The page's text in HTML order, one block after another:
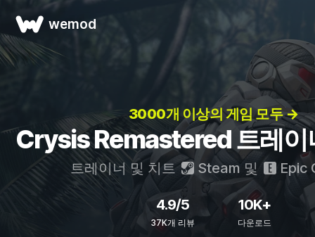
wemod
3000개 이상의 게임 모두 →
Crysis Remastered 트레이
트레이너 및 치트 Steam 및 Epic
4.9/5
37K개 리뷰
10K+
다운로드